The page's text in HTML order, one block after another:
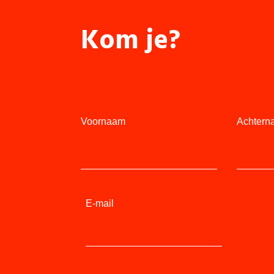
Kom je?
Voornaam
E-mail